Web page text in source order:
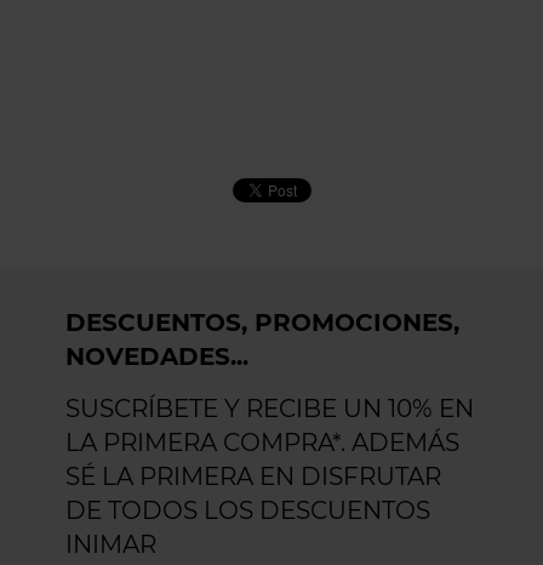
DESCUENTOS, PROMOCIONES,
NOVEDADES...
SUSCRÍBETE Y RECIBE UN 10% EN
LA PRIMERA COMPRA*. ADEMÁS
SÉ LA PRIMERA EN DISFRUTAR
DE TODOS LOS DESCUENTOS
INIMAR